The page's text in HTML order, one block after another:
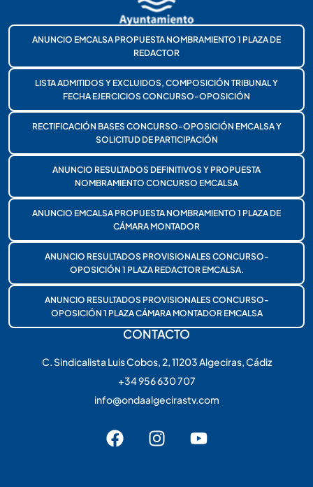
ANUNCIO EMCALSA PROPUESTA NOMBRAMIENTO 1 PLAZA DE
REDACTOR
LISTA ADMITIDOS Y EXCLUIDOS, COMPOSICIÓN TRIBUNAL Y
FECHA EJERCICIOS CONCURSO-OPOSICIÓN
RECTIFICACIÓN BASES CONCURSO-OPOSICIÓN EMCALSA Y
SOLICITUD DE PARTICIPACIÓN
ANUNCIO RESULTADOS DEFINITIVOS Y PROPUESTA
NOMBRAMIENTO CONCURSO EMCALSA
ANUNCIO EMCALSA PROPUESTA NOMBRAMIENTO 1 PLAZA DE
CÁMARA MONTADOR
ANUNCIO RESULTADOS PROVISIONALES CONCURSO-
OPOSICIÓN 1 PLAZA REDACTOR EMCALSA.
ANUNCIO RESULTADOS PROVISIONALES CONCURSO-
OPOSICIÓN 1 PLAZA CÁMARA MONTADOR EMCALSA
CONTACTO
C. Sindicalista Luis Cobos, 2, 11203 Algeciras, Cádiz
+34 956 630 707
info@ondaalgecirastv.com